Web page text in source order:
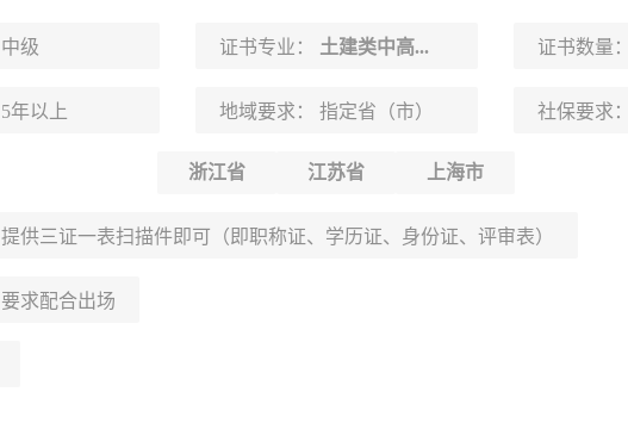
中级 证书专业： 土建类中高... 证书数量：
5年以上 地域要求： 指定省（市） 社保要求：
浙江省 江苏省 上海市
提供三证一表扫描件即可（即职称证、学历证、身份证、评审表）
要求配合出场